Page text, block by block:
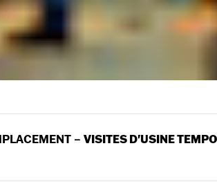
– VISITES D'USINE
Eden, York, PA, 17402. Les